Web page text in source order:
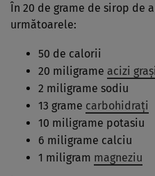
În 20 de grame de sirop de
următoarele:
50 de calorii
20 miligrame acizi
2 miligrame sodiu
13 grame carbohidraţi
10 miligrame potasiu
6 miligrame calciu
1 miligram magneziu